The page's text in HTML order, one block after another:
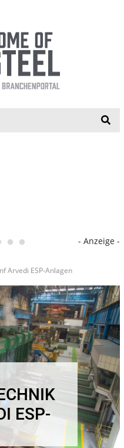
- Anzeige -
Arvedi ESP-Anlagen
F
ESP-A